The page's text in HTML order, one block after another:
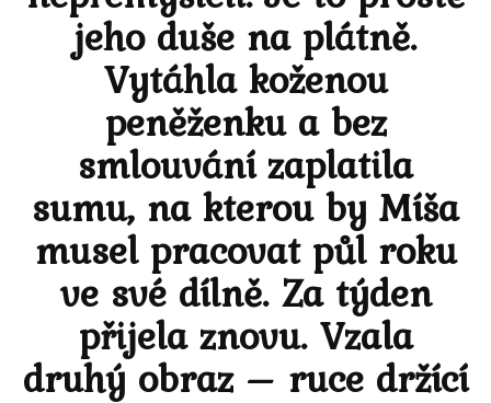
jeho duše na plátně.
Vytáhla koženou
peněženku a bez
smlouvání zaplatila
sumu, na kterou by Míša
musel pracovat půl roku
ve své dílně. Za týden
přijela znovu. Vzala
druhý obraz – ruce držící